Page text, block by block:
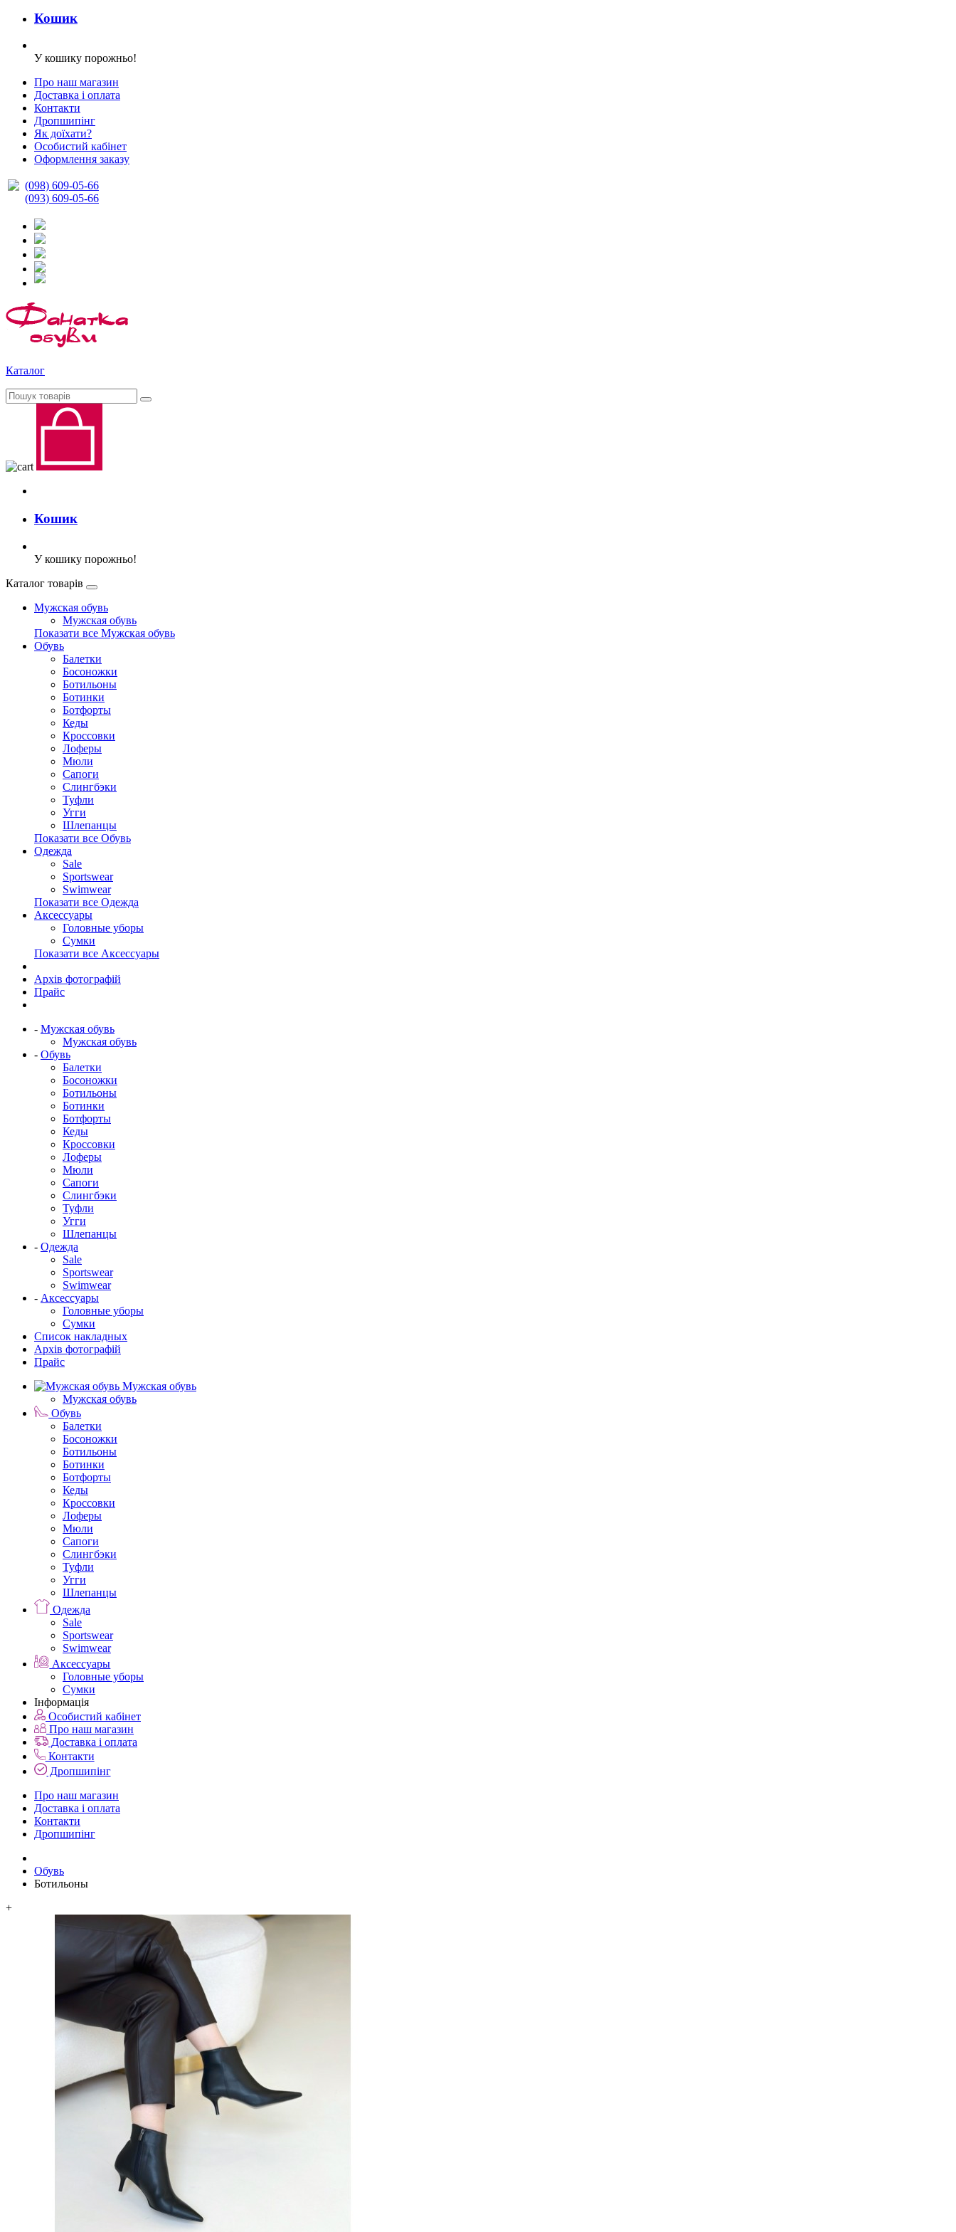
Кошик
У кошику порожньо!
Про наш магазин
Доставка і оплата
Контакти
Дропшипінг
Як доїхати?
Особистий кабінет
Оформлення заказу
(098) 609-05-66
(093) 609-05-66
Каталог
Кошик
У кошику порожньо!
Каталог товарів
Мужская обувь
Мужская обувь
Показати все Мужская обувь
Обувь
Балетки
Босоножки
Ботильоны
Ботинки
Ботфорты
Кеды
Кроссовки
Лоферы
Мюли
Сапоги
Слингбэки
Туфли
Угги
Шлепанцы
Показати все Обувь
Одежда
Sale
Sportswear
Swimwear
Показати все Одежда
Аксессуары
Головные уборы
Сумки
Показати все Аксессуары
Архів фотографій
Прайс
- Мужская обувь
Мужская обувь
- Обувь
Балетки
Босоножки
Ботильоны
Ботинки
Ботфорты
Кеды
Кроссовки
Лоферы
Мюли
Сапоги
Слингбэки
Туфли
Угги
Шлепанцы
- Одежда
Sale
Sportswear
Swimwear
- Аксессуары
Головные уборы
Сумки
Список накладных
Архів фотографій
Прайс
Мужская обувь
Мужская обувь
Обувь
Балетки
Босоножки
Ботильоны
Ботинки
Ботфорты
Кеды
Кроссовки
Лоферы
Мюли
Сапоги
Слингбэки
Туфли
Угги
Шлепанцы
Одежда
Sale
Sportswear
Swimwear
Аксессуары
Головные уборы
Сумки
Інформація
Особистий кабінет
Про наш магазин
Доставка і оплата
Контакти
Дропшипінг
Про наш магазин
Доставка і оплата
Контакти
Дропшипінг
Обувь
Ботильоны
+